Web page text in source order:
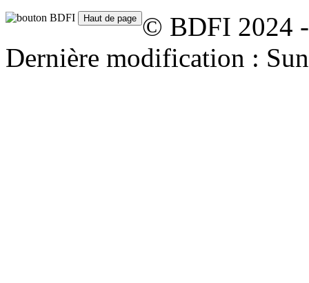
© BDFI 2024
Dernière modification :